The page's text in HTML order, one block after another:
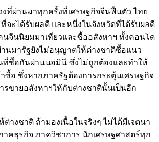
งที่ผ่านมาทุกครั้งที่เศรษฐกิจจีนฟื้นตัว ไทย
ที่จะได้รับผลดี และหนึ่งในจังหวัดที่ได้รับผลดี
จีนนิยมมาเที่ยวและซื้ออสังหาฯ ทั้งคอนโด
นมารัฐยังไม่อนุญาตให้ต่างชาติซื้อแนว
ที่ซื้อกันผ่านนอมินี ซึ่งไม่ถูกต้องและทำให้
ซื้อ ซึ่งหากภาครัฐต้องการกระตุ้นเศรษฐกิจ
รขายอสังหาฯให้กับต่างชาตินั้นเป็นอีก
ต่างชาติ ถ้ามองเนื้อในจริงๆ ไม่ได้มีเจตนา
าคธุรกิจ ภาควิชาการ นักเศรษฐศาสตร์ทุก